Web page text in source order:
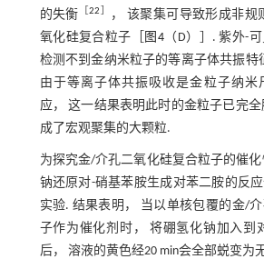
的失衡 ［22
， 该聚集可导致形成非规
氧化硅复合粒子［
图4（D）］. 紫外-
检测不到金纳米粒子的等离子体共振特
由于等离子体共振吸收是金粒子纳米
应， 这一结果表明此时的金粒子已完
成了宏观聚集的大颗粒.
为探究金/介孔二氧化硅复合粒子的催
钠还原对-硝基苯胺生成对苯二胺的反
实验. 结果表明， 当以单核包覆的金/
子作为催化剂时， 将硼氢化钠加入到
后， 溶液的黄色经20 min会全部蜕变为